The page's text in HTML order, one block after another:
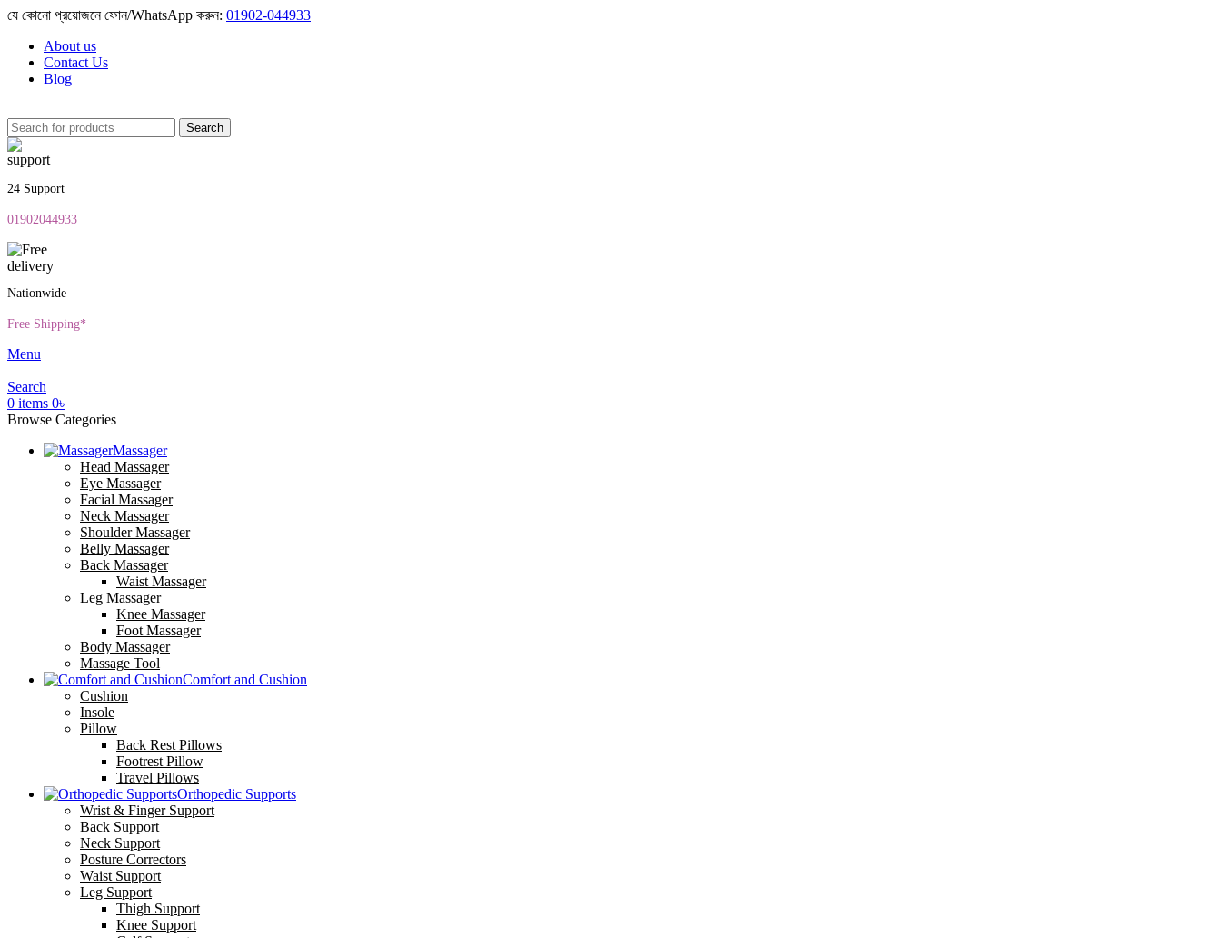
যে কোনো প্রয়োজনে ফোন/WhatsApp করুন: 01902-044933
About us
Contact Us
Blog
Search
24 Support
01902044933
Nationwide
Free Shipping*
Menu
Search
0 items 0৳
Browse Categories
Massager
Head Massager
Eye Massager
Facial Massager
Neck Massager
Shoulder Massager
Belly Massager
Back Massager
Waist Massager
Leg Massager
Knee Massager
Foot Massager
Body Massager
Massage Tool
Comfort and Cushion
Cushion
Insole
Pillow
Back Rest Pillows
Footrest Pillow
Travel Pillows
Orthopedic Supports
Wrist & Finger Support
Back Support
Neck Support
Posture Correctors
Waist Support
Leg Support
Thigh Support
Knee Support